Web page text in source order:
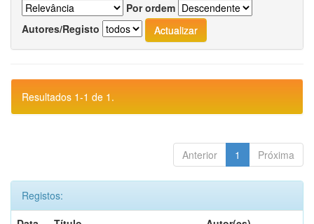
Por ordem
Autores/Registo
Resultados 1-1 de 1.
Anterior 1 Próxima
Registos: